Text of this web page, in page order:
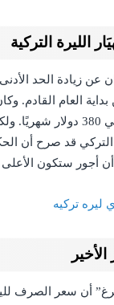
الليرة التركية
2825 ليرة شهريًا أي ما
التركي قد صرح أن
أن أجور ستكون
تركيه